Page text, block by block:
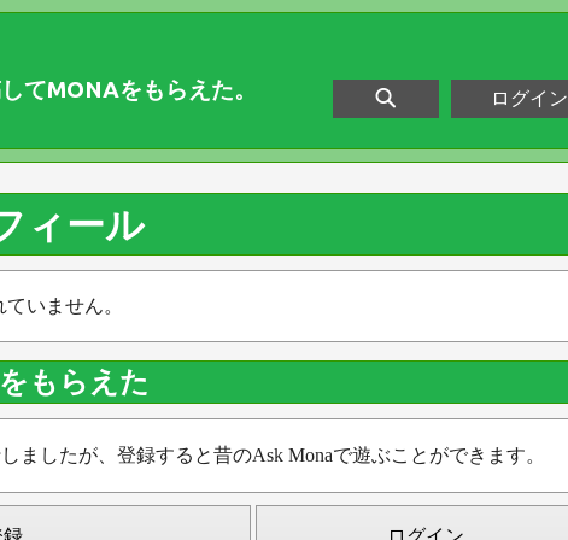
てMONAをもらえた。 ログイン
ィール
いません。
もらえた
ましたが、登録すると昔のAsk Monaで遊ぶことができます。
録 ログイン